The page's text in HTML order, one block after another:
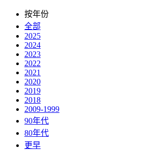
按年份
全部
2025
2024
2023
2022
2021
2020
2019
2018
2009-1999
90年代
80年代
更早